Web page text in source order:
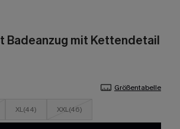
Badeanzug mit Kettendetail
Größentabelle
XL(44) XXL(46)